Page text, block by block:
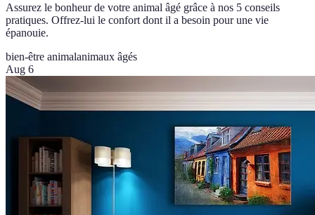
Assurez le bonheur de votre animal âgé grâce à nos 5 conseils
pratiques. Offrez-lui le confort dont il a besoin pour une vie
épanouie.
bien-être animalanimaux âgés
Aug 6